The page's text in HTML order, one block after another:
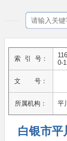
索 引 号：
0-
文 号：
所属机构： 平
白银市平